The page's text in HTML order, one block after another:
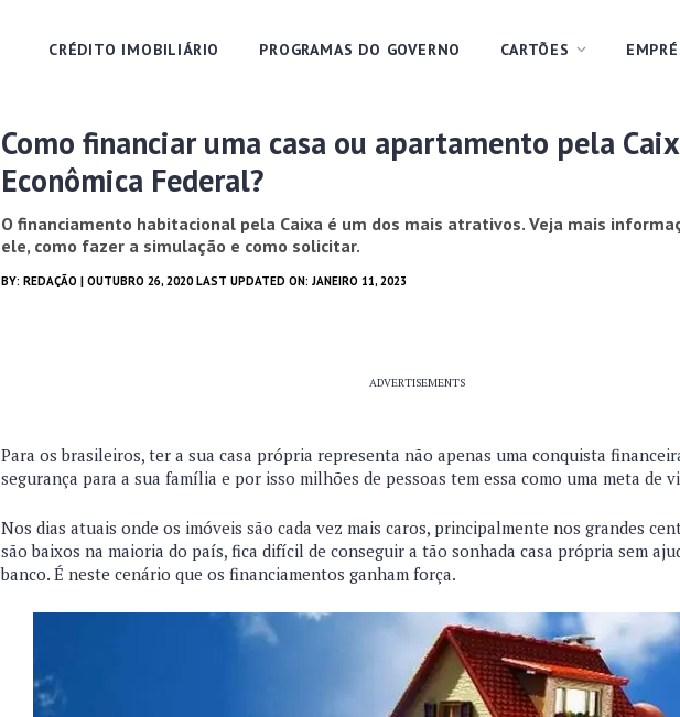
CRÉDITO IMOBILIÁRIO PROGRAMAS DO GOVERNO CARTÕES
Como financiar uma casa ou apartamento pela
Econômica Federal?
O financiamento habitacional pela Caixa é um dos mais atrativos. Veja mais
ele, como fazer a simulação e como solicitar.
BY: REDAÇÃO | OUTUBRO 26, 2020 LAST UPDATED ON: JANEIRO 11, 2023
ADVERTISEMENTS
Para os brasileiros, ter a sua casa própria representa não apenas uma conquista
segurança para a sua família e por isso milhões de pessoas tem essa como uma meta de
Nos dias atuais onde os imóveis são cada vez mais caros, principalmente nos grandes
são baixos na maioria do país, fica difícil de conseguir a tão sonhada casa própria sem
banco. É neste cenário que os financiamentos ganham força.